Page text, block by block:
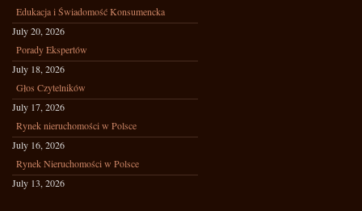
Edukacja i Świadomość Konsumencka
July 20, 2026
Porady Ekspertów
July 18, 2026
Głos Czytelników
July 17, 2026
Rynek nieruchomości w Polsce
July 16, 2026
Rynek Nieruchomości w Polsce
July 13, 2026